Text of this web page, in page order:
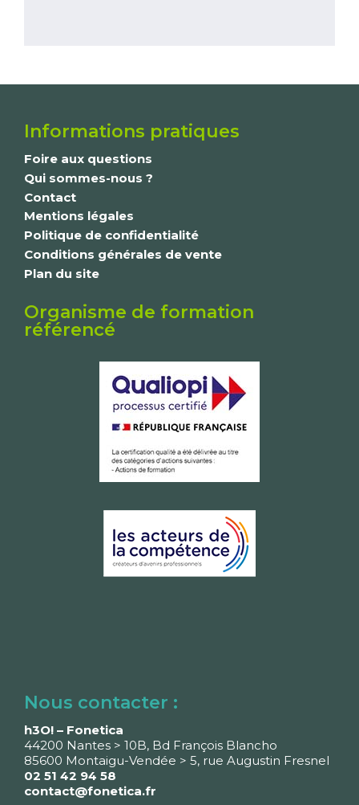
Informations pratiques
Foire aux questions
Qui sommes-nous ?
Contact
Mentions légales
Politique de confidentialité
Conditions générales de vente
Plan du site
Organisme de formation
référencé
Nous contacter :
h3O! – Fonetica
44200 Nantes > 10B, Bd François Blancho
85600 Montaigu-Vendée > 5, rue Augustin Fresnel
02 51 42 94 58
contact@fonetica.fr